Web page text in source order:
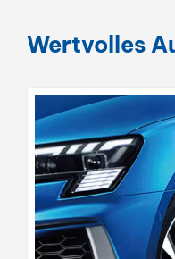
Wertvolles